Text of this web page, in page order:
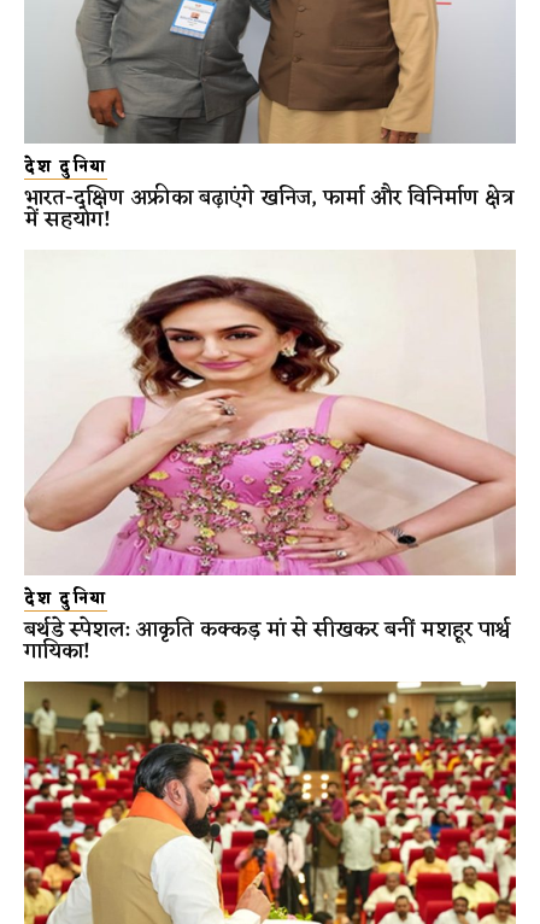
देश दुनिया
भारत-दक्षिण अफ्रीका बढ़ाएंगे खनिज, फार्मा और विनिर्माण क्षेत्र
में सहयोग!
देश दुनिया
बर्थडे स्पेशल: आकृति कक्कड़ मां से सीखकर बनीं मशहूर पार्श्व
गायिका!